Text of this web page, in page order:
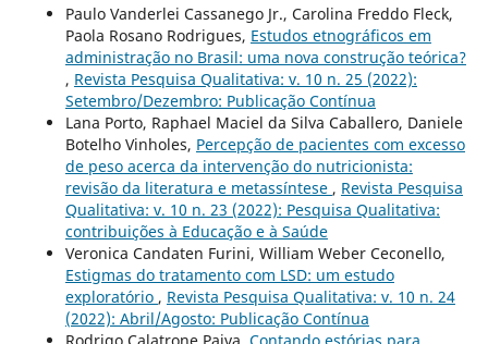
Paulo Vanderlei Cassanego Jr., Carolina Freddo Fleck,
Paola Rosano Rodrigues, Estudos etnográficos em
administração no Brasil: uma nova construção teórica?
, Revista Pesquisa Qualitativa: v. 10 n. 25 (2022):
Setembro/Dezembro: Publicação Contínua
Lana Porto, Raphael Maciel da Silva Caballero, Daniele
Botelho Vinholes, Percepção de pacientes com excesso
de peso acerca da intervenção do nutricionista:
revisão da literatura e metassíntese , Revista Pesquisa
Qualitativa: v. 10 n. 23 (2022): Pesquisa Qualitativa:
contribuições à Educação e à Saúde
Veronica Candaten Furini, William Weber Ceconello,
Estigmas do tratamento com LSD: um estudo
exploratório , Revista Pesquisa Qualitativa: v. 10 n. 24
(2022): Abril/Agosto: Publicação Contínua
Rodrigo Calatrone Paiva, Contando estórias para